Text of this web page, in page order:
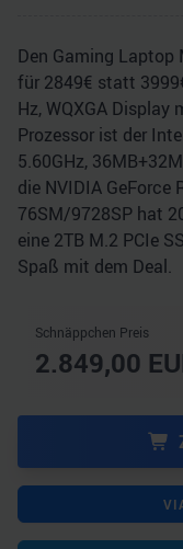
Den Gaming Laptop
für 2849€ statt
Hz, WQXGA Display
Prozessor ist der
5.60GHz,
die NVIDIA GeForce
76SM/9728SP hat
eine 2TB M.2 PCIe
Spaß mit dem Deal.
Schnäppchen Preis
2.849,00